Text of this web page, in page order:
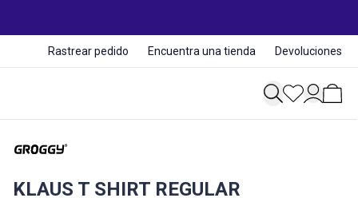
Rastrear pedido Encuentra una tienda Devoluciones
KLAUS T SHIRT REGULAR